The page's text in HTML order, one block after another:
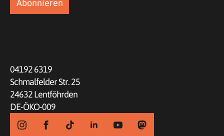
04192 6319
Schmalfelder Str. 25
24632 Lentföhrden
DE-ÖKO-009